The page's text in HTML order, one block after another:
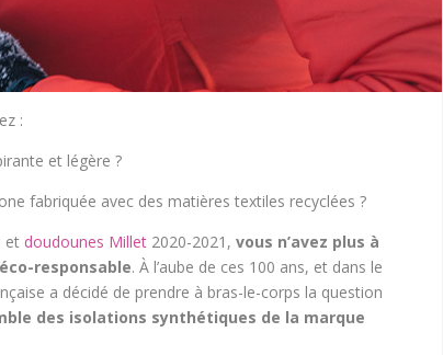
:
et légère ?
fabriquée avec des matières textiles recyclées ?
et doudounes Millet2020-2021, vous n’avez plus à
responsable. À l’aube de ces 100 ans, et dans le
a décidé de prendre à bras-le-corps la question
des isolations synthétiques de la marque